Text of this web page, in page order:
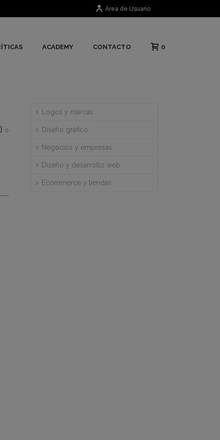
Área de Usuario
ACADEMY CONTACTO 0
0
Logos y marcas
Diseño gráfico
Negocios y empresas
Diseño y desarrollo web
Ecommerce y tiendas